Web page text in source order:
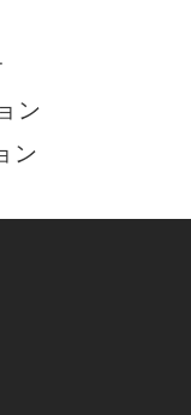
ン
ン